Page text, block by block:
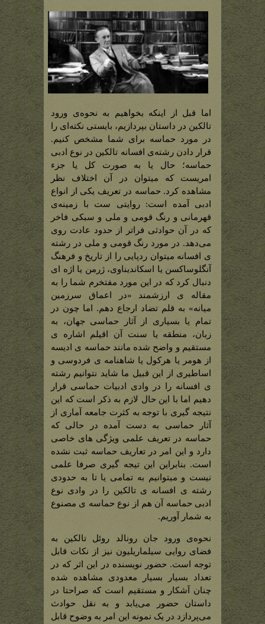
اما قبل از اینکه بخواهیم به نحوه‌ی ورود
تالکین در داستان بپردازیم، بایستی نکته‌ای را
در مورد حماسه برای شما مشخص کنیم.
قرار دادن رشته‌ی افسانه تالکین در نوع ادبی
حماسه؛ حال یا به صورت کل یا جزء
امریست که میتوان در آن اختلاف نظر
مشاهده کرد. حماسه در تعریف یکی از انواع
ادبی آمده است: روایتی ست با زمینه‌ی
قهرمانی و رنگ قومی و ملی و سبکی فاخر
که در آن حوادثی فراتر از حدود عادت روی
می‌دهد. در مورد رنگ قومی و ملی در رشته
ی افسانه میتوان ردپایی را از تاریخ و فرهنگ
آنگلوساکسن یا اسکاندیناوی، ژرمن یا اژه ای
دنبال کرد که در این مورد مفتخرم شما را به
مقاله ی ارزشمند «در اعماق سرزمین
میانه» به قلم تضاد ارجاع دهم. اما چون در
تمام یا بسیاری از آثار حماسی جهان، به
زبان، منطقه یا سنت آن اقیلم اشاره ی
مستقیم و واضح شده مانند حماسه ی ادیسه
از هومر یا هرکول یا شاهنامه ی فردوسی و
اساطیری از این قبیل ما شاید نتوانیم رشته
ی افسانه را در وادی ادبیات حماسی قرار
دهیم اما با این حال لازم به ذکر است که این
نتیجه گیری با توجه به کثرت جامعه آماری از
آثار حماسی به دست آمده در حالی که
حماسه در تعریف علمی ویژگی های خاصی
دارد و این امر در تعاریف حماسه ثبت نشده
است. بنابراین این تیجه گیری صرفا علمی
نیست و میتوانیم به تمامی یا تا به حدودی
رشته ی افسانه ی تالکین را در وادی نوع
ادبی حماسه آن هم از نوع حماسه ی مصنوع
به شمار آوریم.
نحوه‌ی ورود جان رونالد روئل تالکین به
فضای روایی سیلماریلیون نیز از نکات قابل
توجه است. حضور نویسنده در این اثر که در
تعداد بسیار بسیار معدودی مشاهده شده
چنان آشکار و مستقیم است که صراحتا در
داستان حضور می‌یابد و به نقل حوادث
می‌پردازد در یک نمونه این امر به وضوح قابل